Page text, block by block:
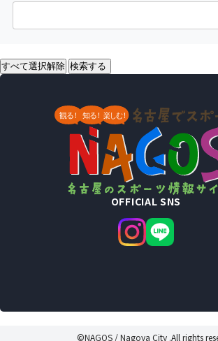
すべて選択解除 検索する
OFFICIAL SNS
©NAGOS / Nagoya City .All rights